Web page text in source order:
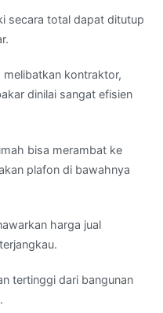
secara total dapat ditutup
melibatkan kontraktor,
dinilai sangat efisien
bisa merambat ke
plafon di bawahnya
harga jual
tertinggi dari bangunan